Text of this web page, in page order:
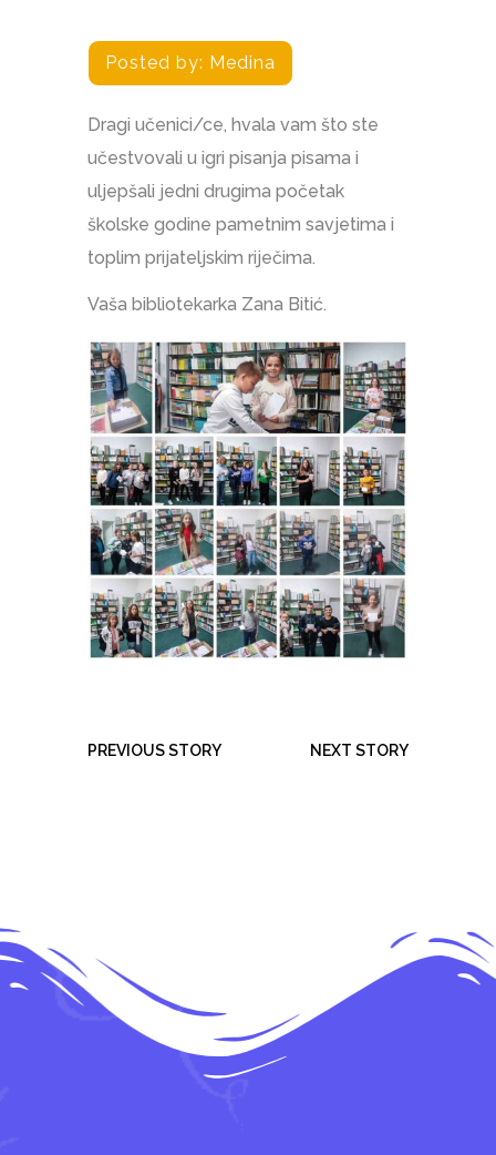
Posted by: Medina
Dragi učenici/ce, hvala vam što ste
učestvovali u igri pisanja pisama i
uljepšali jedni drugima početak
školske godine pametnim savjetima i
toplim prijateljskim riječima.
Vaša bibliotekarka Zana Bitić.
PREVIOUS STORY NEXT STORY